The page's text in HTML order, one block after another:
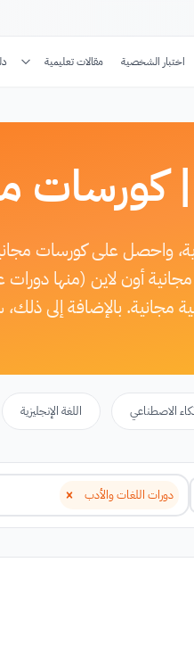
اختبار الشخصية مقالات تعليمية
واحصل على كورسات
أون لاين (منها
مجانية. بالإضافة إلى
الاصطناعي اللغة الإنجليزية
دورات اللغات والأدب